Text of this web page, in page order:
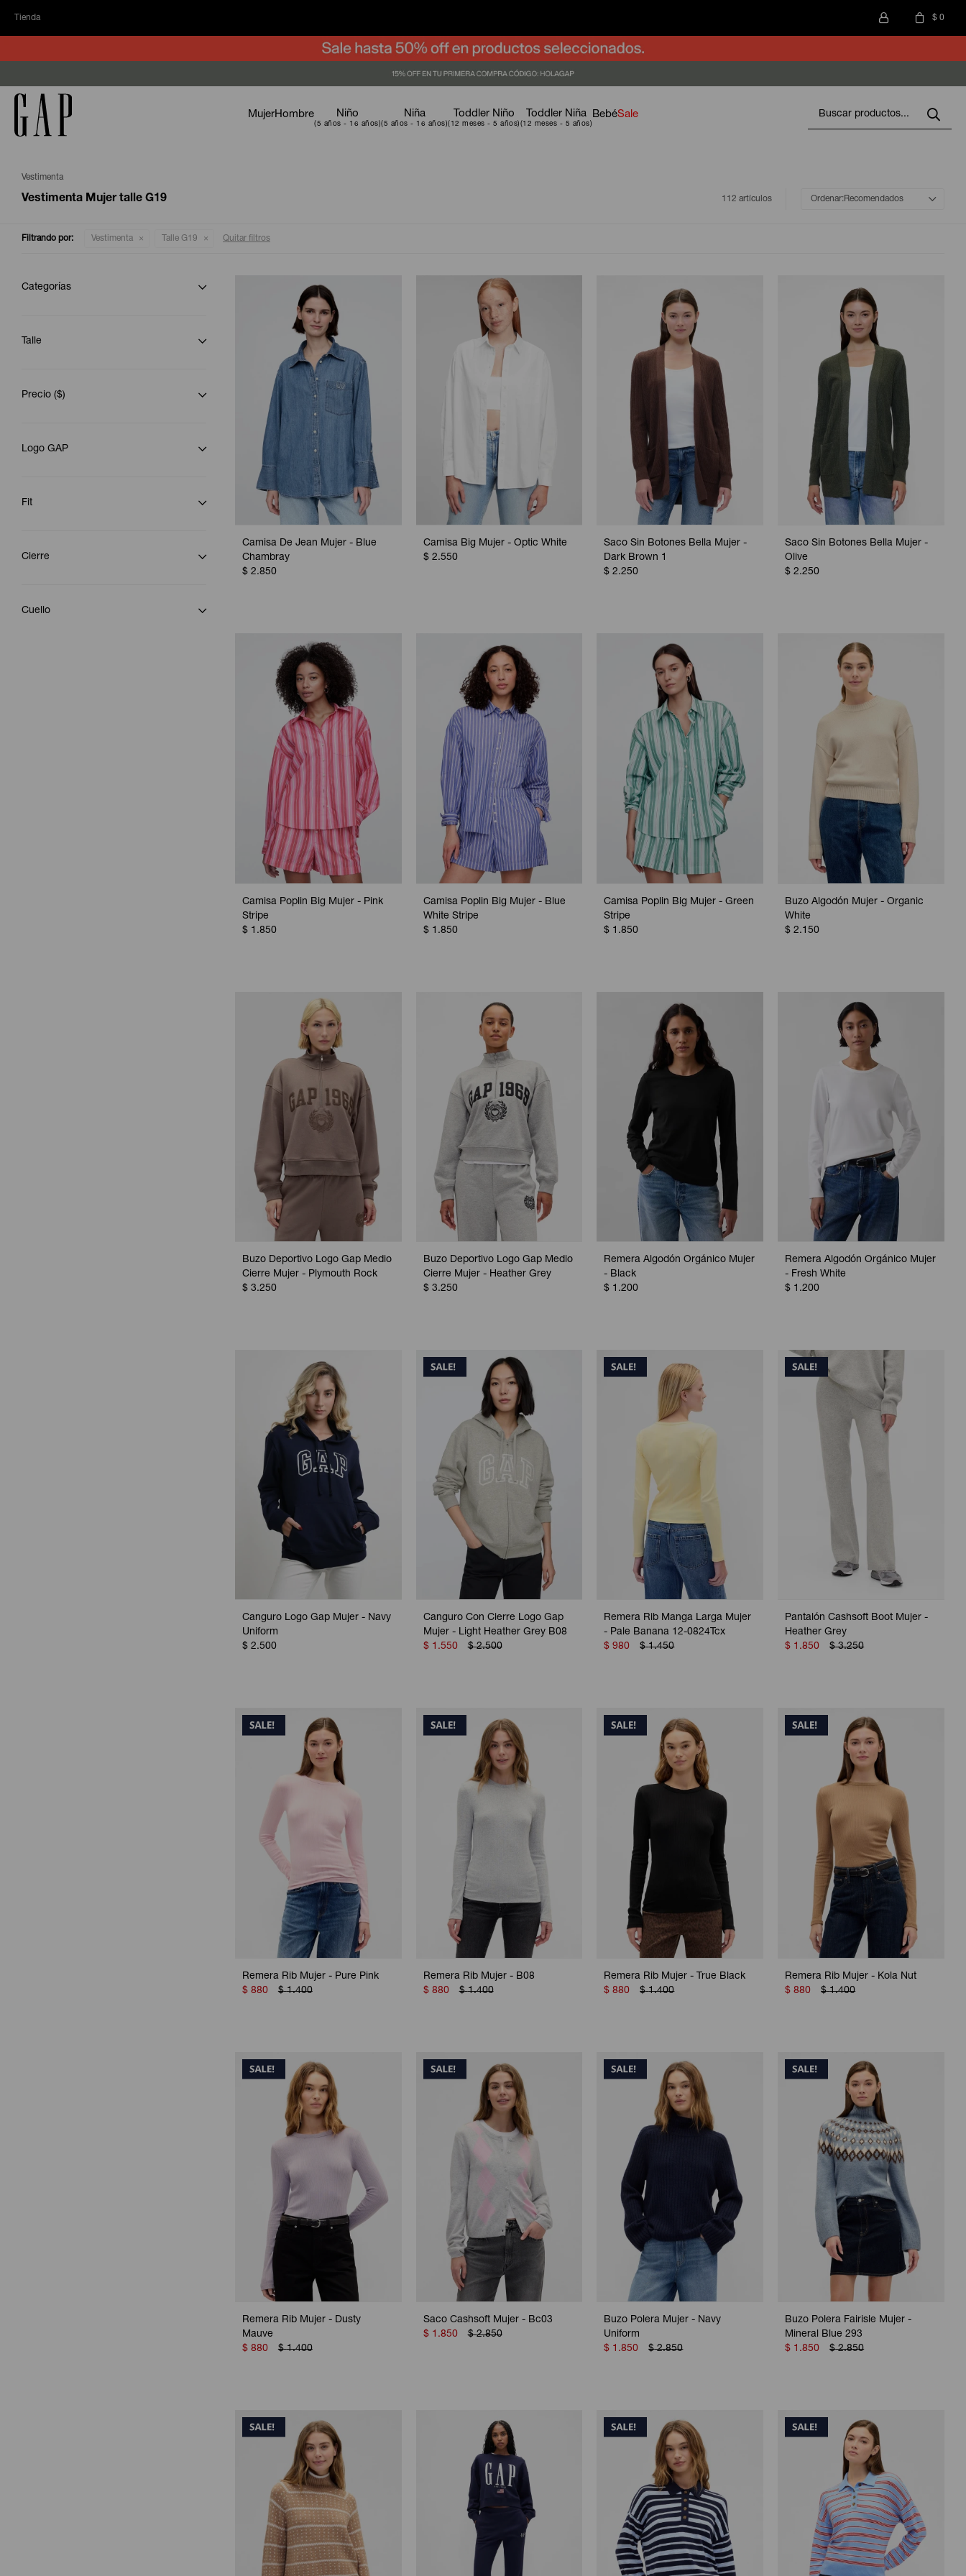
Tienda $ 0
MujerHombre Niño Niña Toddler Niño Toddler Niña BebéSale
Vestimenta
Vestimenta Mujer talle G19 112 artículos Recomendados
Filtrando por: Vestimenta Talle G19 Quitar filtros
Camisa De Jean Mujer - Blue
Chambray
$ 2.850
Camisa Big Mujer - Optic White
$ 2.550
Saco Sin Botones Bella Mujer -
Dark Brown 1
$ 2.250
Saco Sin Botones Bella Mujer -
Olive
$ 2.250
Camisa Poplin Big Mujer - Pink
Stripe
$ 1.850
Camisa Poplin Big Mujer - Blue
White Stripe
$ 1.850
Camisa Poplin Big Mujer - Green
Stripe
$ 1.850
Buzo Algodón Mujer - Organic
White
$ 2.150
Buzo Deportivo Logo Gap Medio
Cierre Mujer - Plymouth Rock
$ 3.250
Buzo Deportivo Logo Gap Medio
Cierre Mujer - Heather Grey
$ 3.250
Remera Algodón Orgánico Mujer
- Black
$ 1.200
Remera Algodón Orgánico Mujer
- Fresh White
$ 1.200
Canguro Logo Gap Mujer - Navy
Uniform
$ 2.500
Canguro Con Cierre Logo Gap
Mujer - Light Heather Grey B08
$ 1.550 $ 2.500
Remera Rib Manga Larga Mujer
- Pale Banana 12-0824Tcx
$ 980 $ 1.450
Pantalón Cashsoft Boot Mujer -
Heather Grey
$ 1.850 $ 3.250
Remera Rib Mujer - Pure Pink
$ 880 $ 1.400
Remera Rib Mujer - B08
$ 880 $ 1.400
Remera Rib Mujer - True Black
$ 880 $ 1.400
Remera Rib Mujer - Kola Nut
$ 880 $ 1.400
Remera Rib Mujer - Dusty
Mauve
$ 880 $ 1.400
Saco Cashsoft Mujer - Bc03
$ 1.850 $ 2.850
Buzo Polera Mujer - Navy
Uniform
$ 1.850 $ 2.850
Buzo Polera Fairisle Mujer -
Mineral Blue 293
$ 1.850 $ 2.850
Categorías
Talle
Precio ($)
Logo GAP
Fit
Cierre
Cuello